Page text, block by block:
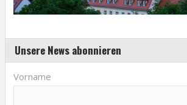
Unsere News abonnieren
Vorname